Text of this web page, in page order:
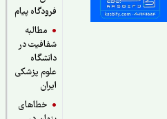
فرودگاه پیام
مطالبه
شفافیت در
دانشگاه
علوم پزشکی
خطاهای